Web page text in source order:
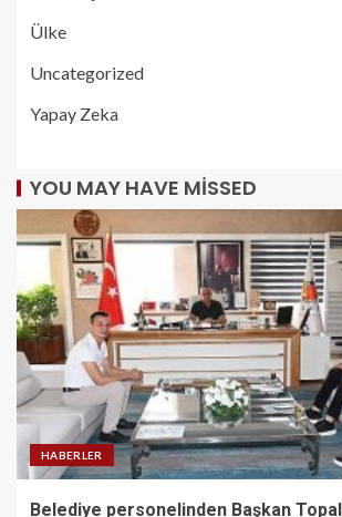
Ülke
Uncategorized
Yapay Zeka
YOU MAY HAVE MISSED
HABERLER
Belediye personelinden Başkan